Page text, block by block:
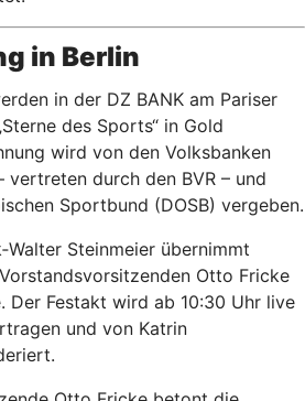
in Berlin
in der DZ BANK am Pariser
des Sports“ in Gold
wird von den Volksbanken
vertreten durch den BVR – und
Sportbund (DOSB) vergeben.
Steinmeier übernimmt
Otto Fricke
Der Festakt wird ab 10:30 Uhr live
und von Katrin